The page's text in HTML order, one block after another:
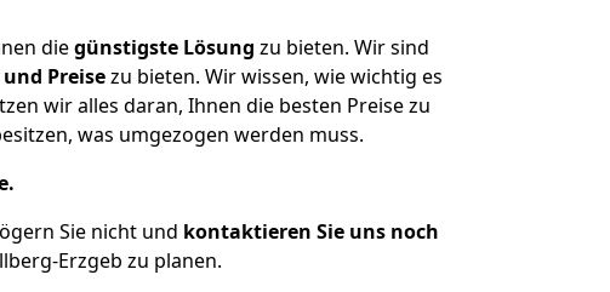
diegünstigste Lösung zu bieten. Wir sind
Preisezu bieten. Wir wissen, wie wichtig es
wir alles daran, Ihnen die besten Preise zu
was umgezogen werden muss.
Sie nicht und kontaktieren Sie uns noch
Erzgeb zu planen.